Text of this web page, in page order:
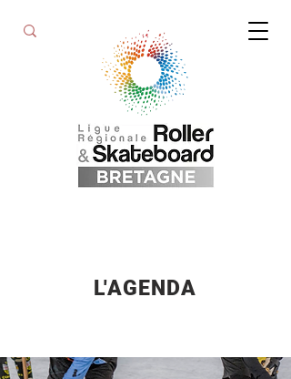
L'AGENDA